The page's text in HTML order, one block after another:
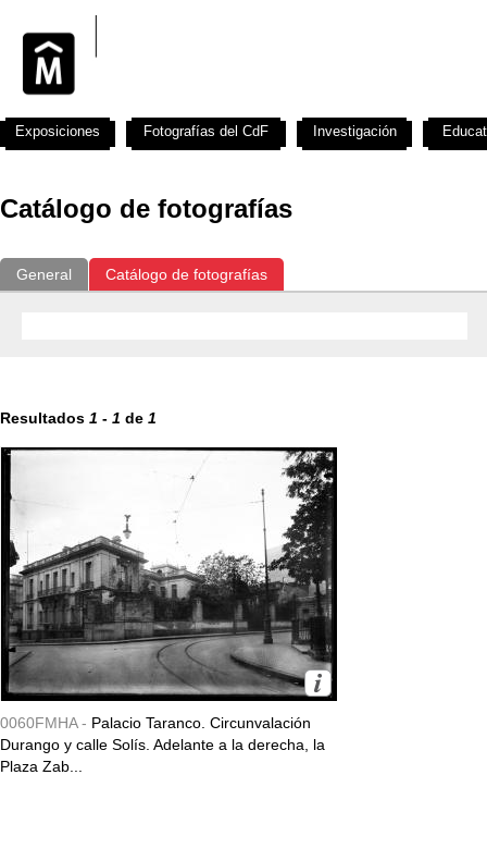
Catálogo de fotografías
General Catálogo de fotografías
Resultados 1 - 1 de 1
0060FMHA - Palacio Taranco. Circunvalación
Durango y calle Solís. Adelante a la derecha, la
Plaza Zab...
Exposiciones Fotografías del CdF Investigación